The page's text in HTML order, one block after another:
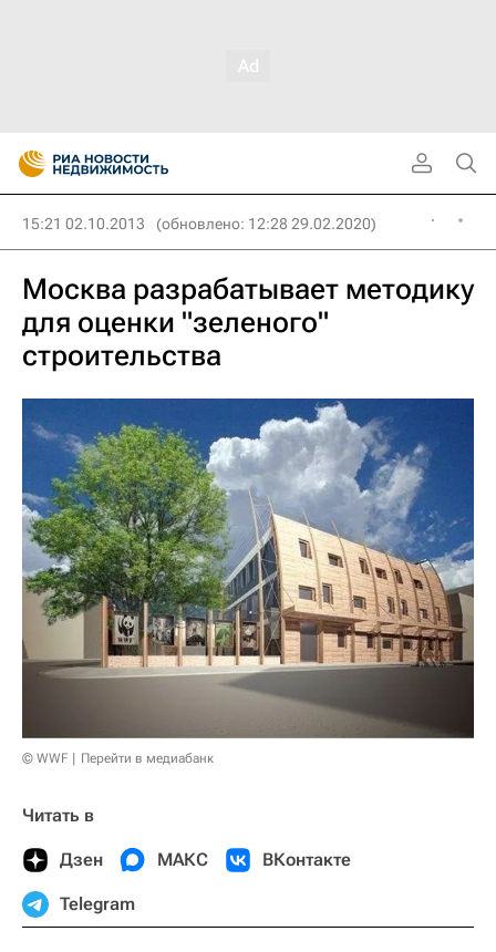
15:21 02.10.2013 (обновлено: 12:28 29.02.2020)
Москва разрабатывает методику
для оценки "зеленого"
строительства
© WWF Перейти в медиабанк
Читать в
Дзен МАКС ВКонтакте
Telegram